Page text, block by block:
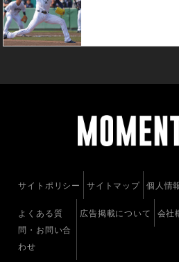
サイトポリシー サイトマップ 個人情
よくある質
問・お問い合
わせ
広告掲載について 会社